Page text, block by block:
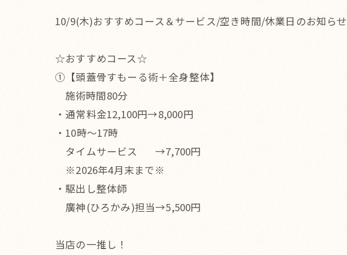
10/9(木)おすすめコース＆サービス/空き時間/休業日のお知らせ
☆おすすめコース☆
①【頭蓋骨すもーる術＋全身整体】
施術時間80分
・通常料金12,100円→8,000円
・10時〜17時
タイムサービス →7,700円
※2026年4月末まで※
・駆出し整体師
廣神(ひろかみ)担当→5,500円
当店の一推し！